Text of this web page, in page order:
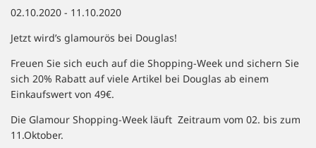
02.10.2020 - 11.10.2020
Jetzt wird’s glamourös bei Douglas!
Freuen Sie sich euch auf die Shopping-Week und sichern Sie
sich 20% Rabatt auf viele Artikel bei Douglas ab einem
Einkaufswert von 49€.
Die Glamour Shopping-Week läuft Zeitraum vom 02. bis zum
11.Oktober.